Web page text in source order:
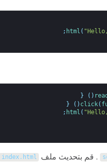
html (
;
(
)
{
click(
(
)
{
html (
;
. قم بتحديث ملف index. html